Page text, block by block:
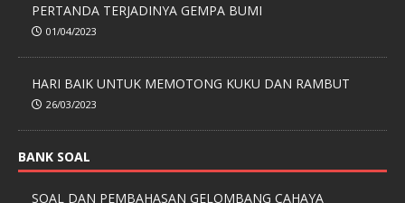
PERTANDA TERJADINYA GEMPA BUMI
01/04/2023
HARI BAIK UNTUK MEMOTONG KUKU DAN RAMBUT
26/03/2023
BANK SOAL
SOAL DAN PEMBAHASAN GELOMBANG CAHAYA